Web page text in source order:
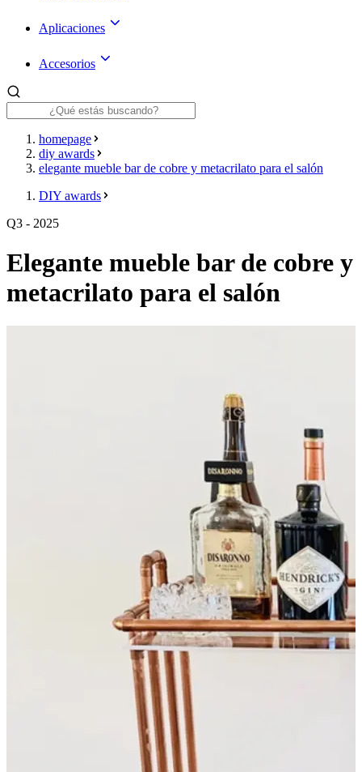
Aplicaciones
Accesorios
homepage
diy awards
elegante mueble bar de cobre y metacrilato para el salón
DIY awards
Q3 - 2025
Elegante mueble bar de cobre y
metacrilato para el salón